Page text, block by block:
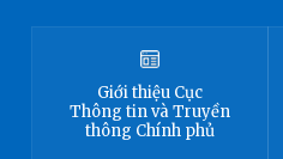
Giới thiệu Cục
Thông tinvà Truyền
thông Chính phủ